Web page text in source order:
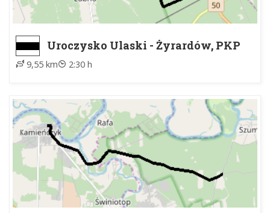
Uroczysko Ulaski - Żyrardów, PKP
9,55 km 2:30 h